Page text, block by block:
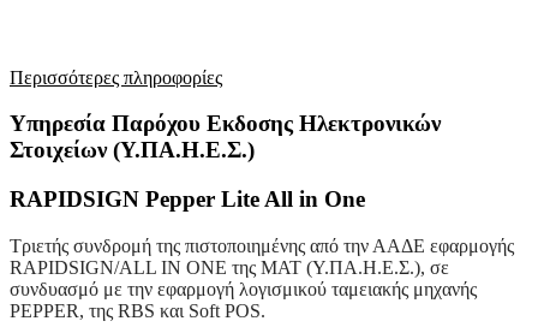
Περισσότερες πληροφορίες
Υπηρεσία Παρόχου Εκδοσης Ηλεκτρονικών
Στοιχείων (Υ.ΠΑ.Η.Ε.Σ.)
RAPIDSIGN Pepper Lite All in One
Τριετής συνδρομή της πιστοποιημένης από την ΑΑΔΕ εφαρμογής
RAPIDSIGN/ALL IN ONE της ΜΑΤ (Υ.ΠΑ.Η.Ε.Σ.), σε
συνδυασμό με την εφαρμογή λογισμικού ταμειακής μηχανής
PEPPER, της RBS και Soft POS.